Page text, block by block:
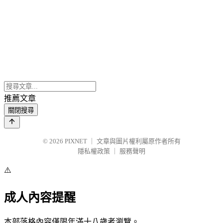
推薦文章
關閉搜尋
© 2026 PIXNET
文章與圖片權利屬原作者所有
隱私權政策
服務聲明
⚠️
成人內容提醒